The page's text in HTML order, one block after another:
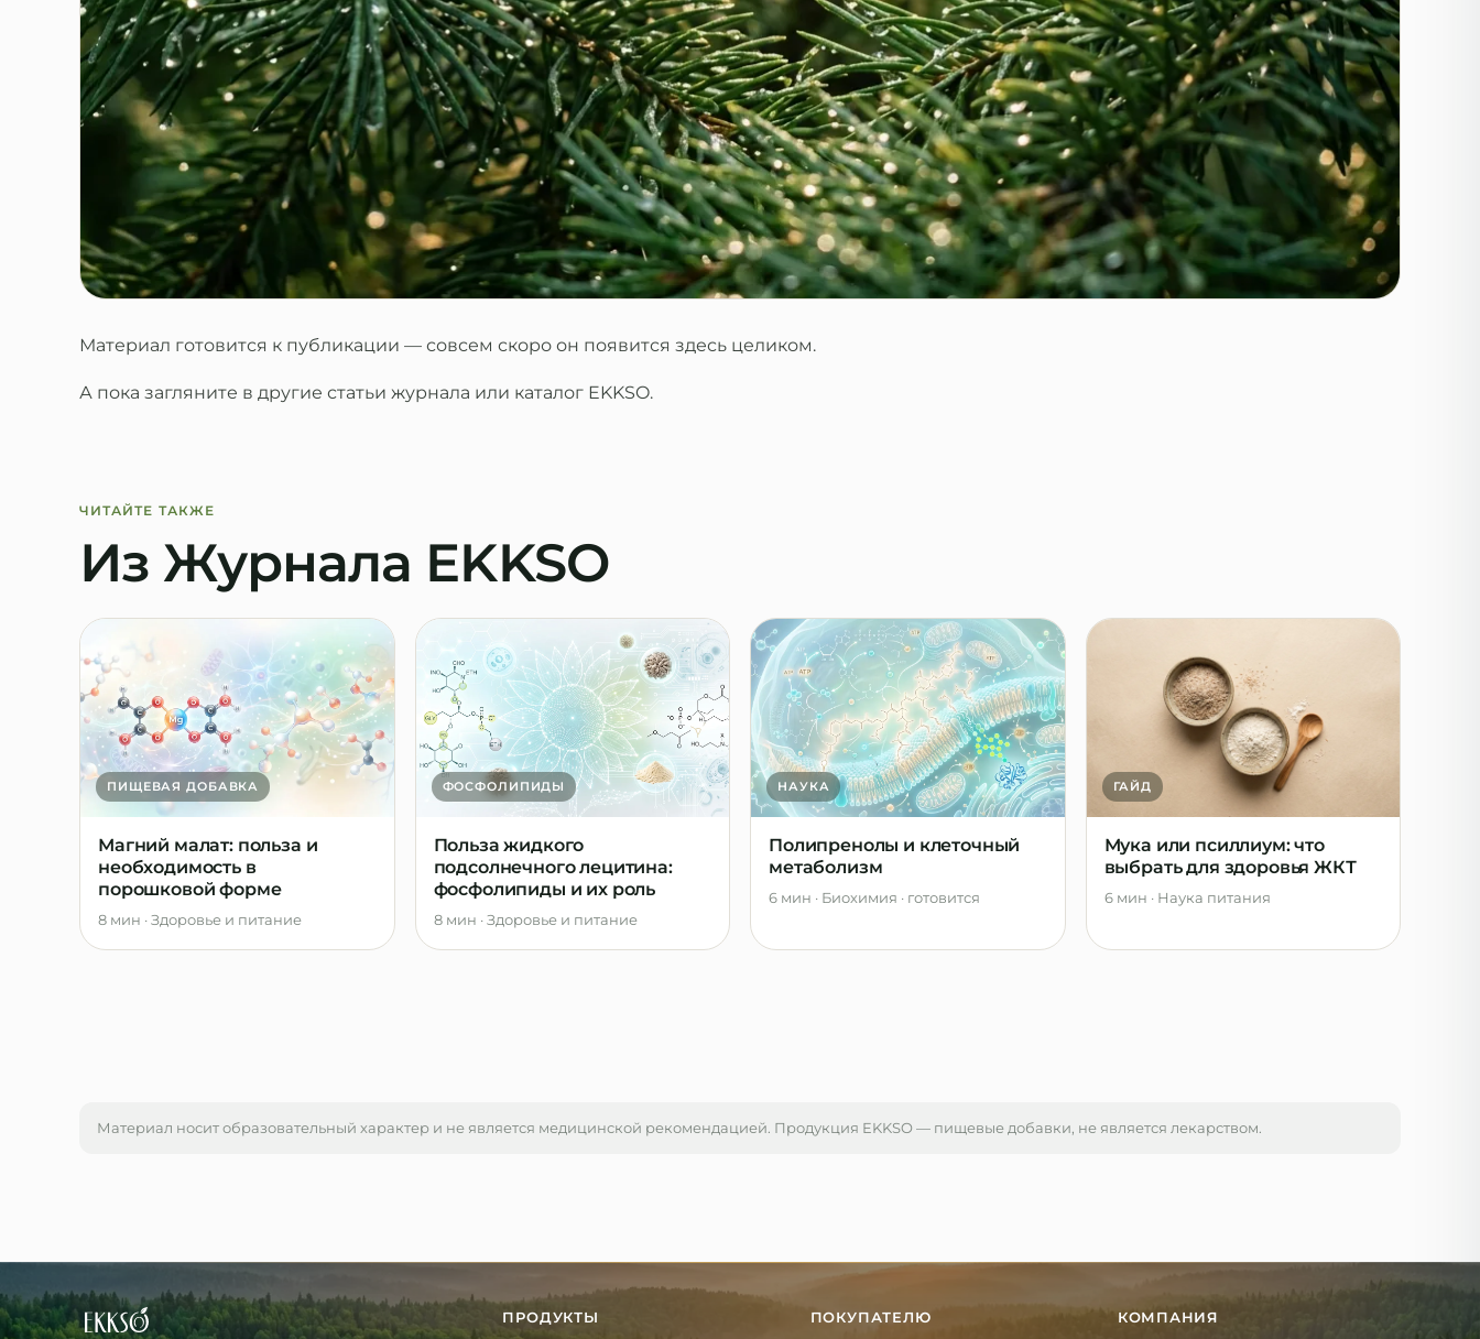
Материал готовится к публикации — совсем скоро он появится здесь целиком.
А пока загляните в другие статьи журнала или каталог EKKSO.
ЧИТАЙТЕ ТАКЖЕ
Из Журнала EKKSO
ПИЩЕВАЯ ДОБАВКА
Магний малат: польза и
необходимость в
порошковой форме
8 мин · Здоровье и питание
ФОСФОЛИПИДЫ
Польза жидкого
подсолнечного лецитина:
фосфолипиды и их роль
8 мин · Здоровье и питание
НАУКА
Полипренолы и клеточный
метаболизм
6 мин · Биохимия · готовится
ГАЙД
Мука или псиллиум: что
выбрать для здоровья ЖКТ
6 мин · Наука питания
Материал носит образовательный характер и не является медицинской рекомендацией. Продукция EKKSO — пищевые добавки, не является лекарством.
ПРОДУКТЫ ПОКУПАТЕЛЮ КОМПАНИЯ